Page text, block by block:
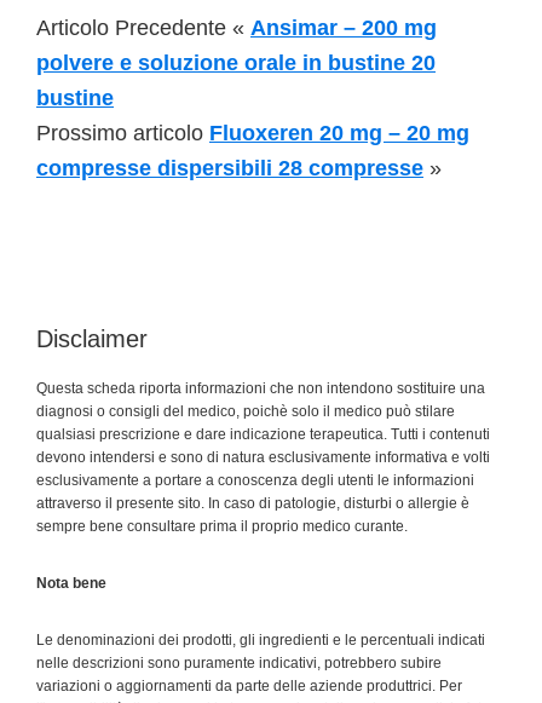
Articolo Precedente « Ansimar – 200 mg
polvere e soluzione orale in bustine 20
bustine
Prossimo articolo Fluoxeren 20 mg – 20 mg
compresse dispersibili 28 compresse »
Disclaimer
Questa scheda riporta informazioni che non intendono sostituire una
diagnosi o consigli del medico, poichè solo il medico può stilare
qualsiasi prescrizione e dare indicazione terapeutica. Tutti i contenuti
devono intendersi e sono di natura esclusivamente informativa e volti
esclusivamente a portare a conoscenza degli utenti le informazioni
attraverso il presente sito. In caso di patologie, disturbi o allergie è
sempre bene consultare prima il proprio medico curante.
Nota bene
Le denominazioni dei prodotti, gli ingredienti e le percentuali indicati
nelle descrizioni sono puramente indicativi, potrebbero subire
variazioni o aggiornamenti da parte delle aziende produttrici. Per